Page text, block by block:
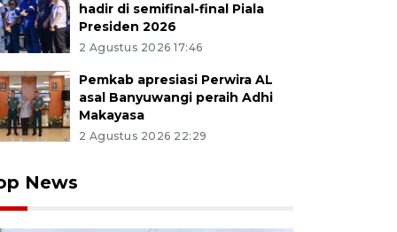
hadir di semifinal-final Piala
Presiden 2026
2 Agustus 2026 17:46
Pemkab apresiasi Perwira AL
asal Banyuwangi peraih Adhi
Makayasa
2 Agustus 2026 22:29
News